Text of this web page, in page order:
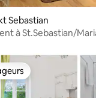
Sebastian
à St.Sebastian/